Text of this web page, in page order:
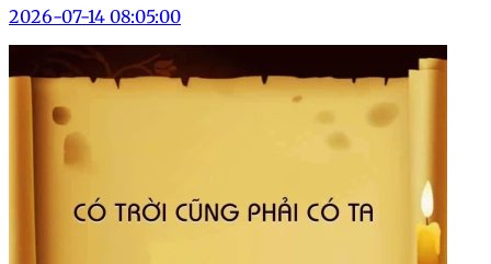
2026-07-14 08:05:00